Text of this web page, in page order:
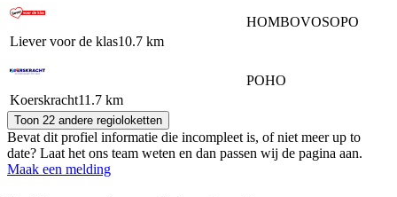
Liever voor de klas10.7 km
HOMBOVOSOPO
Koerskracht11.7 km
POHO
Toon 22 andere regioloketten
Bevat dit profiel informatie die incompleet is, of niet meer up to
date? Laat het ons team weten en dan passen wij de pagina aan.
Maak een melding